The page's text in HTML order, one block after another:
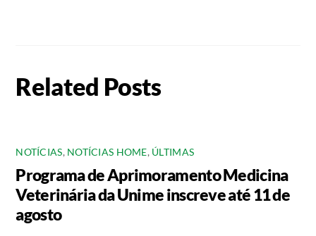
Related Posts
NOTÍCIAS, NOTÍCIAS HOME, ÚLTIMAS
Programa de Aprimoramento Medicina
Veterinária da Unime inscreve até 11 de
agosto